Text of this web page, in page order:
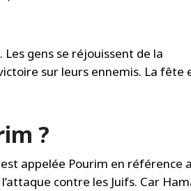
gens se réjouissent de la
sur leurs ennemis. La fête
?
appelée Pourim en référence
contre les Juifs. Car